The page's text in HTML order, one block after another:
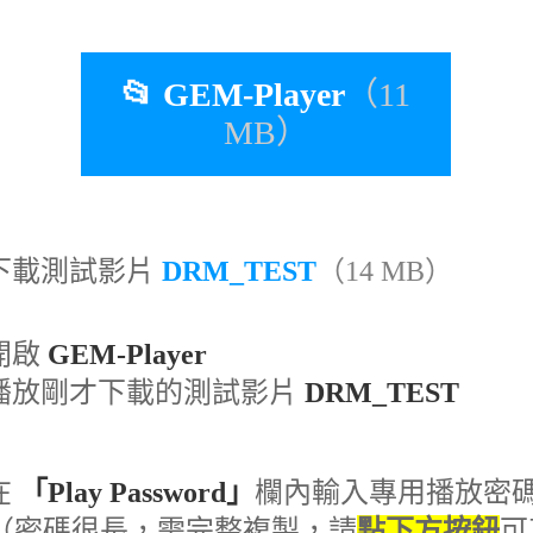
📂 GEM-Player （11
MB）
載測試影片 DRM_TEST（14 MB）
啟 GEM-Player
放剛才下載的測試影片 DRM_TEST
「Play Password」 欄內輸入專用播放密